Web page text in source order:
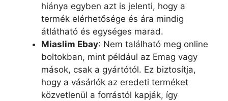
hiánya egyben azt is jelenti, hogy a
termék elérhetősége és ára mindig
átlátható és egységes marad.
Miaslim Ebay: Nem található meg online
boltokban, mint például az Emag vagy
mások, csak a gyártótól. Ez biztosítja,
hogy a vásárlók az eredeti terméket
közvetlenül a forrástól kapják, így